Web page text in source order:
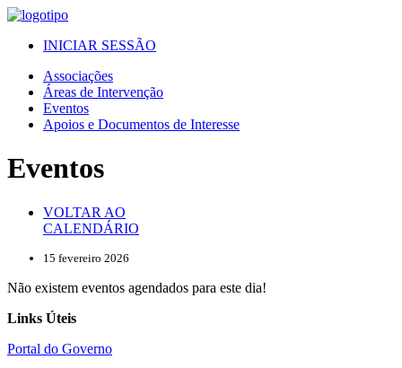
INICIAR SESSÃO
Associações
Áreas de Intervenção
Eventos
Apoios e Documentos de Interesse
Eventos
VOLTAR AO
CALENDÁRIO
15 fevereiro 2026
Não existem eventos agendados para este dia!
Links Úteis
Portal do Governo